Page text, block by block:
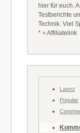
hier für euch.
Testberichte
Technik. Viel
* = Affiliatelink
Latest
Popular